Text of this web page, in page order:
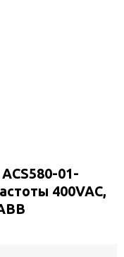
01-
400VAC,